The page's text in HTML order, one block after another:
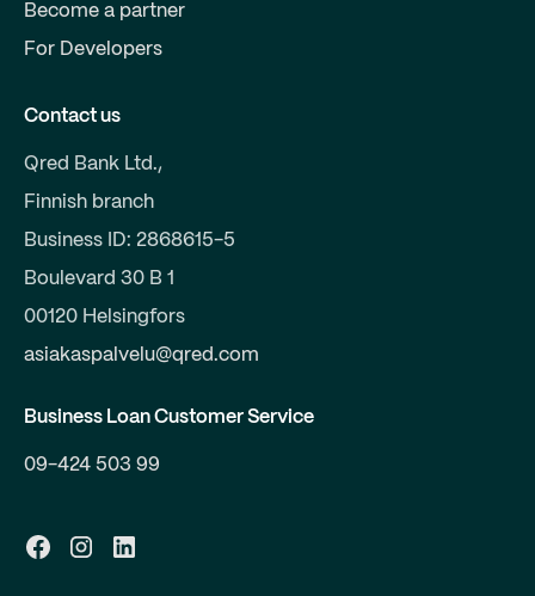
Become a partner
For Developers
Contact us
Qred Bank Ltd.,
Finnish branch
Business ID: 2868615-5
Boulevard 30 B 1
00120 Helsingfors
asiakaspalvelu@qred.com
Business Loan Customer Service
09-424 503 99